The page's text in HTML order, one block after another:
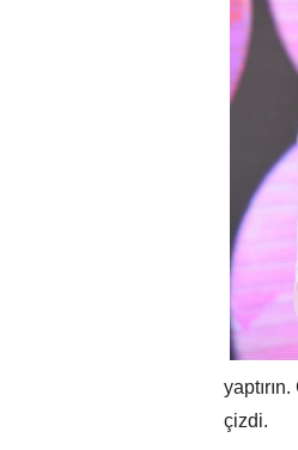
çizdi.